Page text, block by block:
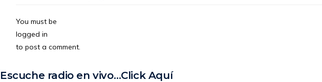
You must be
logged in
to post a comment.
Escuche radio en vivo…Click Aquí